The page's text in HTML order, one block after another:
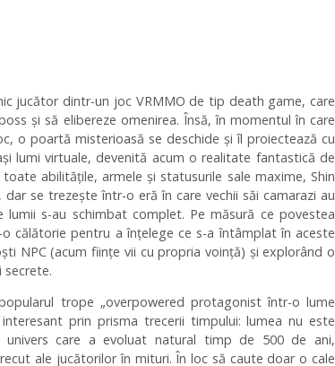
jucător dintr-un joc VRMMO de tip death game, care
și să elibereze omenirea. Însă, în momentul în care
o poartă misterioasă se deschide și îl proiectează cu
lumi virtuale, devenită acum o realitate fantastică de
abilitățile, armele și statusurile sale maxime, Shin
se trezește într-o eră în care vechii săi camarazi au
lumii s-au schimbat complet. Pe măsură ce povestea
călătorie pentru a înțelege ce s-a întâmplat în aceste
NPC (acum ființe vii cu propria voință) și explorând o
secrete.
trope „overpowered protagonist într-o lume
prin prisma trecerii timpului: lumea nu este
care a evoluat natural timp de 500 de ani,
ale jucătorilor în mituri. În loc să caute doar o cale